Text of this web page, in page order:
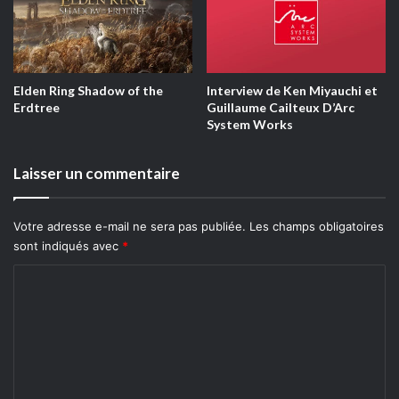
de farmer pour venir à bout de l’aventure principale. Les
jobs vous permettront de débloquer de nouvelles habilités
que vous pourrez retenir et utiliser sur d’autres jobs afin
de parfaire votre équipe ultime pour venir à bout des pires
donjons du jeu.
Elden Ring Shadow of the
Erdtree
Interview de Ken Miyauchi et
Guillaume Cailteux D’Arc
System Works
Laisser un commentaire
Votre adresse e-mail ne sera pas publiée. Les champs obligatoires
sont indiqués avec *